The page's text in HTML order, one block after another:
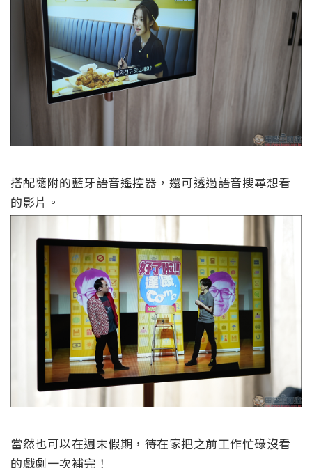
搭配隨附的藍牙語音遙控器，還可透過語音搜尋想看
的影片。
當然也可以在週末假期，待在家把之前工作忙碌沒看
的戲劇一次補完！